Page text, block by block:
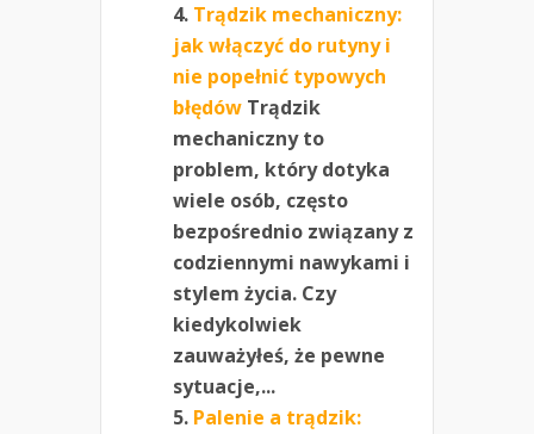
Trądzik mechaniczny:
jak włączyć do rutyny i
nie popełnić typowych
błędów Trądzik
mechaniczny to
problem, który dotyka
wiele osób, często
bezpośrednio związany z
codziennymi nawykami i
stylem życia. Czy
kiedykolwiek
zauważyłeś, że pewne
sytuacje,...
Palenie a trądzik: